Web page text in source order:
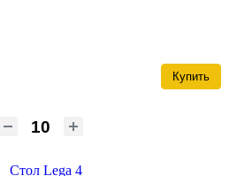
Купить